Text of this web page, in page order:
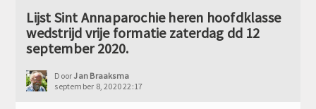
Lijst Sint Annaparochie heren hoofdklasse
wedstrijd vrije formatie zaterdag dd 12
september 2020.
DoorJan Braaksma
september 8, 2020 22:17